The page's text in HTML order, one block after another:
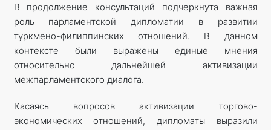
В продолжение консультаций подчеркнута важная
роль парламентской дипломатии в развитии
туркмено-филиппинских отношений. В данном
контексте были выражены единые мнения
относительно дальнейшей активизации
межпарламентского диалога.
Касаясь вопросов активизации торгово-
экономических отношений, дипломаты выразили